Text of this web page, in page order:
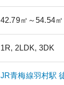
42.79㎡ ～54.54㎡
1R, 2LDK, 3DK
JR青梅線羽村駅